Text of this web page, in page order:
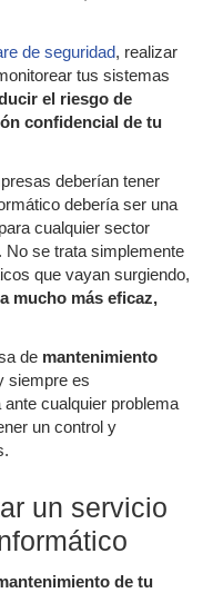
de seguridad, realizar
tus sistemas
el riesgo de
confidencial de tu
deberían tener
debería ser una
cualquier sector
No se trata simplemente
que vayan surgiendo,
mucho más eficaz,
de mantenimiento
siempre es
cualquier problema
un control y
un servicio
de tu